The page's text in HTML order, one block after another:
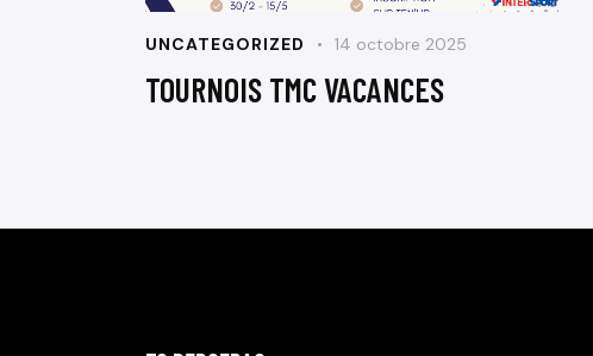
UNCATEGORIZED 14 octobre 2025
TOURNOIS TMC VACANCES